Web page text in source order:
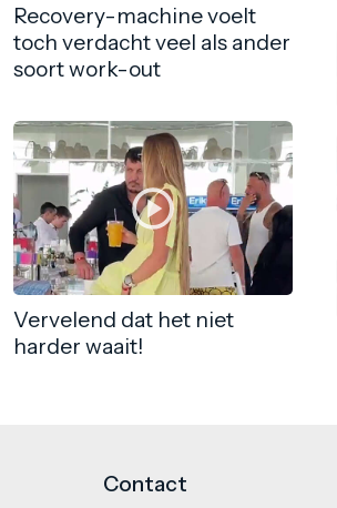
Recovery-machine voelt
toch verdacht veel als ander
soort work-out
Vervelend dat het niet
harder waait!
Contact